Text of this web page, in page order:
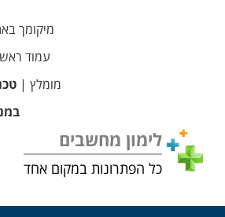
מיקומך
עמוד
מומלץ|
לימון מחשבים
כל הפתרונות במקום אחד